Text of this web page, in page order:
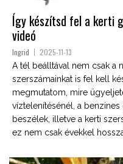
Így készítsd fel a kerti
videó
Ingrid 2025-11-13
A tél beálltával nem csak a
szerszámainkat is fel kell
megmutatom, mire
víztelenítésénél, a
beszélek, illetve a kerti
ez nem csak évekkel